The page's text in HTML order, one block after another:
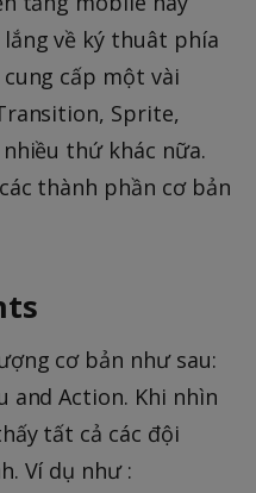
về ký thuât phía
cấp một vài
Sprite,
thứ khác nữa.
thành phần cơ bản
cơ bản như sau:
and Action. Khi nhìn
tất cả các đội
Ví dụ như :